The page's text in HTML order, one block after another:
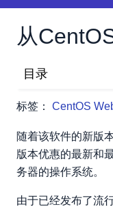
从
标签： CentOS
目录
更换包装
安装新内核并发布
随着该软件的新版
版本优惠的最新和
务器的操作系统。
由于已经发布了流